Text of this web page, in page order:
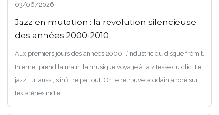
03/06/2026
Jazz en mutation : la révolution silencieuse
des années 2000-2010
Aux premiers jours des années 2000, l’industrie du disque frémit,
Internet prend la main, la musique voyage à la vitesse du clic. Le
jazz, lui aussi, s’infiltre partout. On le retrouve soudain ancré sur
les scènes indie...